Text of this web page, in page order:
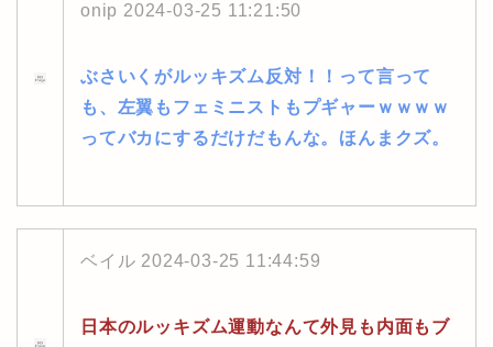
onip 2024-03-25 11:21:50
ぶさいくがルッキズム反対！！って言って
も、左翼もフェミニストもプギャーｗｗｗｗ
ってバカにするだけだもんな。ほんまクズ。
ベイル 2024-03-25 11:44:59
日本のルッキズム運動なんて外見も内面もブ